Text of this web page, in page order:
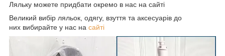
Ляльку можете придбати окремо в нас на сайті
Великий вибір ляльок, одягу, взуття та аксесуарів до
них вибирайте у нас на сайті